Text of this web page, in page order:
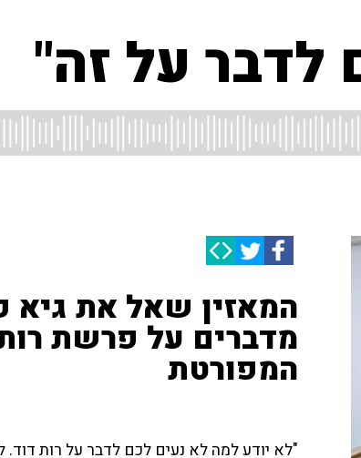
לדבר על זה"
המאזין שאל את גיא
מדברים על פרשת
המפורטת
"לא יודע למה לא נעים לכם לדבר על רות